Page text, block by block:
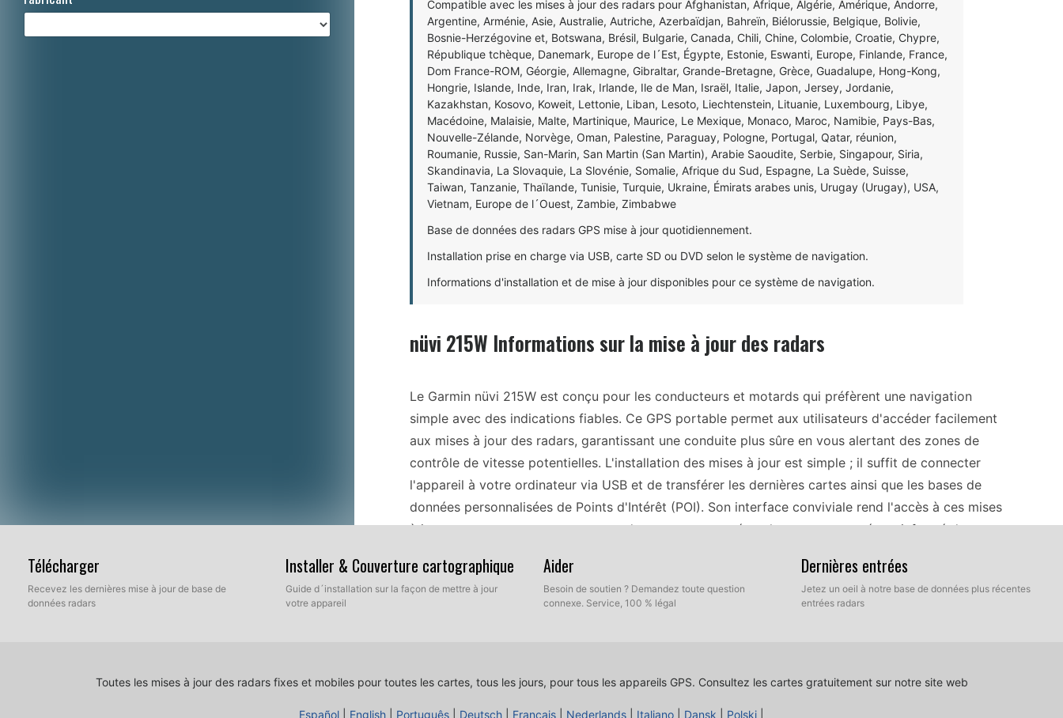
Compatible avec les mises à jour des radars pour Afghanistan, Afrique, Algérie, Amérique, Andorre,
Argentine, Arménie, Asie, Australie, Autriche, Azerbaïdjan, Bahreïn, Biélorussie, Belgique, Bolivie,
Bosnie-Herzégovine et, Botswana, Brésil, Bulgarie, Canada, Chili, Chine, Colombie, Croatie, Chypre,
République tchèque, Danemark, Europe de l´Est, Égypte, Estonie, Eswanti, Europe, Finlande, France,
Dom France-ROM, Géorgie, Allemagne, Gibraltar, Grande-Bretagne, Grèce, Guadalupe, Hong-Kong,
Hongrie, Islande, Inde, Iran, Irak, Irlande, Ile de Man, Israël, Italie, Japon, Jersey, Jordanie,
Kazakhstan, Kosovo, Koweit, Lettonie, Liban, Lesoto, Liechtenstein, Lituanie, Luxembourg, Libye,
Macédoine, Malaisie, Malte, Martinique, Maurice, Le Mexique, Monaco, Maroc, Namibie, Pays-Bas,
Nouvelle-Zélande, Norvège, Oman, Palestine, Paraguay, Pologne, Portugal, Qatar, réunion,
Roumanie, Russie, San-Marin, San Martin (San Martin), Arabie Saoudite, Serbie, Singapour, Siria,
Skandinavia, La Slovaquie, La Slovénie, Somalie, Afrique du Sud, Espagne, La Suède, Suisse,
Taiwan, Tanzanie, Thaïlande, Tunisie, Turquie, Ukraine, Émirats arabes unis, Urugay (Urugay), USA,
Vietnam, Europe de l´Ouest, Zambie, Zimbabwe
Base de données des radars GPS mise à jour quotidiennement.
Installation prise en charge via USB, carte SD ou DVD selon le système de navigation.
Informations d'installation et de mise à jour disponibles pour ce système de navigation.
nüvi 215W Informations sur la mise à jour des radars
Le Garmin nüvi 215W est conçu pour les conducteurs et motards qui préfèrent une navigation
simple avec des indications fiables. Ce GPS portable permet aux utilisateurs d'accéder facilement
aux mises à jour des radars, garantissant une conduite plus sûre en vous alertant des zones de
contrôle de vitesse potentielles. L'installation des mises à jour est simple ; il suffit de connecter
l'appareil à votre ordinateur via USB et de transférer les dernières cartes ainsi que les bases de
données personnalisées de Points d'Intérêt (POI). Son interface conviviale rend l'accès à ces mises
à jour sans tracas, vous permettant de rester concentré sur la route tout en étant informé des
Pour les amateurs de voyage, le Garmin nüvi 215W est un compagnon fiable sur la route. Son
dans des territoires inconnus. Cet appareil GPS classique offre une manière simple de garder vos
Télécharger
Recevez les dernières mise à jour de base de
données radars
Installer & Couverture cartographique
Guide d´installation sur la façon de mettre à jour
votre appareil
Aider
Besoin de soutien ? Demandez toute question
connexe. Service, 100 % légal
Dernières entrées
Jetez un oeil à notre base de données plus récentes
entrées radars
Toutes les mises à jour des radars fixes et mobiles pour toutes les cartes, tous les jours, pour tous les appareils GPS. Consultez les cartes gratuitement sur notre site web
Español English Português Deutsch Français Nederlands Italiano Dansk Polski